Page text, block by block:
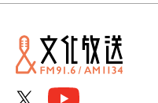
2024年06月